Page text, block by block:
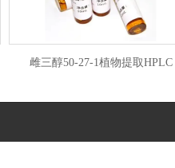
雌三醇50-27-1植物提取HPLC